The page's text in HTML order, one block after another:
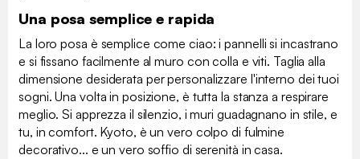
Una posa semplice e rapida
La loro posa è semplice come ciao: i pannelli si incastrano
e si fissano facilmente al muro con colla e viti. Taglia alla
dimensione desiderata per personalizzare l'interno dei tuoi
sogni. Una volta in posizione, è tutta la stanza a respirare
meglio. Si apprezza il silenzio, i muri guadagnano in stile, e
tu, in comfort. Kyoto, è un vero colpo di fulmine
decorativo... e un vero soffio di serenità in casa.